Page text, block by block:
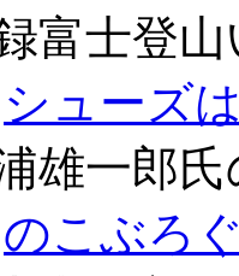
富士登
シューズ
雄一郎
のこぶろ